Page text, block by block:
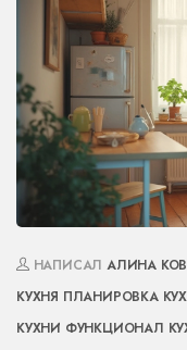
НАПИСАЛАЛИНА
КУХНЯ ПЛАНИРОВКА
КУХНИ ФУНКЦИОНАЛ